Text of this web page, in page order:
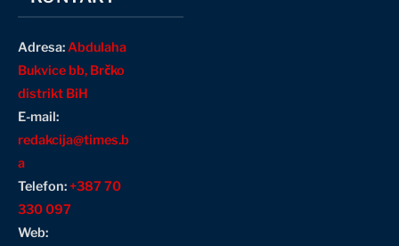
Adresa:Abdulaha
Bukvice bb, Brčko
distrikt BiH
E-mail:
redakcija@times.b
a
Telefon:+387 70
330 097
Web: